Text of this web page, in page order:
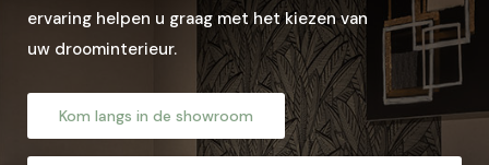
ervaring helpen u graag met het kiezen van
uw droominterieur.
Kom langs in de showroom